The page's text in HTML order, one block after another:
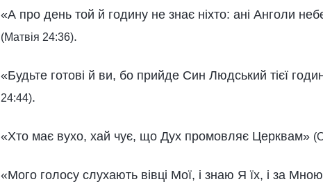
«А про день той й годину не знає ніхто: ані Анголи
(Матвія 24:36).
«Будьте готові й ви, бо прийде Син Людський тієї
24:44).
«Хто має вухо, хай чує, що Дух промовляє Церквам»
«Мого голосу слухають вівці Мої, і знаю Я їх, і за